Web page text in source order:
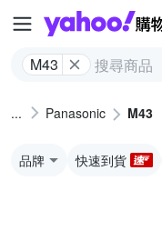
M43
Panasonic M43
品牌 快速到貨